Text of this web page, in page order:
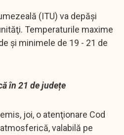
(ITU) va depăşi
Temperaturile maxime
şi minimele de 19 - 21 de
în 21 de județe
joi, o atenţionare Cod
valabilă pe